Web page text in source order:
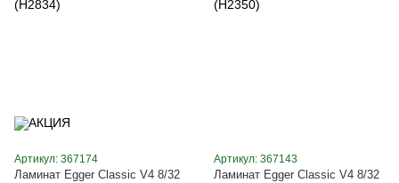
Артикул: 367174
Ламинат Egger Classic V4 8/32
Артикул: 367143
Ламинат Egger Classic V4 8/32